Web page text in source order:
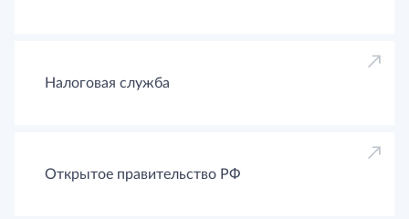
Налоговая служба
Открытое правительство РФ